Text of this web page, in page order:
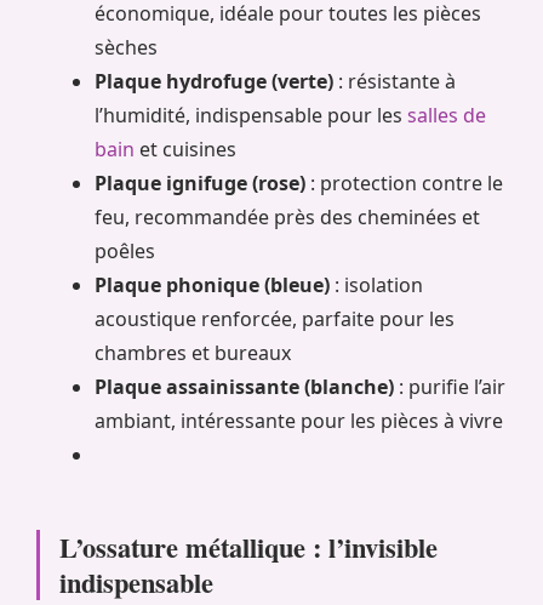
économique, idéale pour toutes les pièces
sèches
Plaque hydrofuge (verte) : résistante à
l’humidité, indispensable pour les salles de
bain et cuisines
Plaque ignifuge (rose) : protection contre le
feu, recommandée près des cheminées et
poêles
Plaque phonique (bleue) : isolation
acoustique renforcée, parfaite pour les
chambres et bureaux
Plaque assainissante (blanche) : purifie l’air
ambiant, intéressante pour les pièces à vivre
L’ossature métallique : l’invisible
indispensable